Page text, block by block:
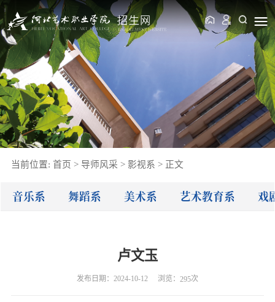
音乐系 舞蹈系 美术系 艺术教育系 戏
当前位置: 首页 > 导师风采 > 影视系 > 正文
卢文玉
发布日期：2024-10-12 浏览： 295次